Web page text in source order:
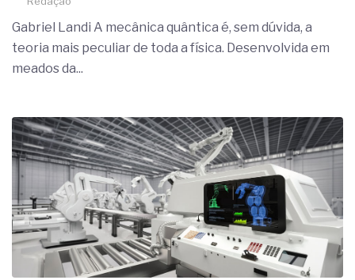
Gabriel Landi A mecânica quântica é, sem dúvida, a
teoria mais peculiar de toda a física. Desenvolvida em
meados da...